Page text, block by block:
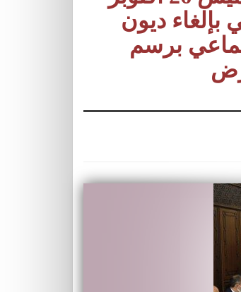
بإلغاء ديون
برسم